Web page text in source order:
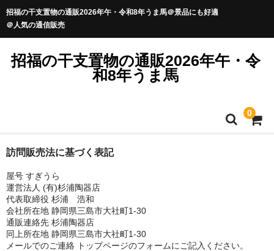
招福の干支置物の通販2026年午・令和8年うま馬＠景品にも好適
＠人気の通信販売
招福の干支置物の通販2026年午・令
和8年うま馬
0
訪問販売法に基づく表記
屋号 すぎうら
運営法人 (有)杉浦陶器店
代表取締役 杉浦 浩和
会社所在地 静岡県三島市大社町1-30
通販連絡先 杉浦陶器店
同上所在地 静岡県三島市大社町1-30
メールでのご連絡 トップページのフォームにご記入ください。